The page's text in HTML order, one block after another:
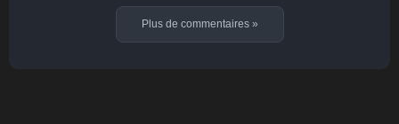
Plus de commentaires »